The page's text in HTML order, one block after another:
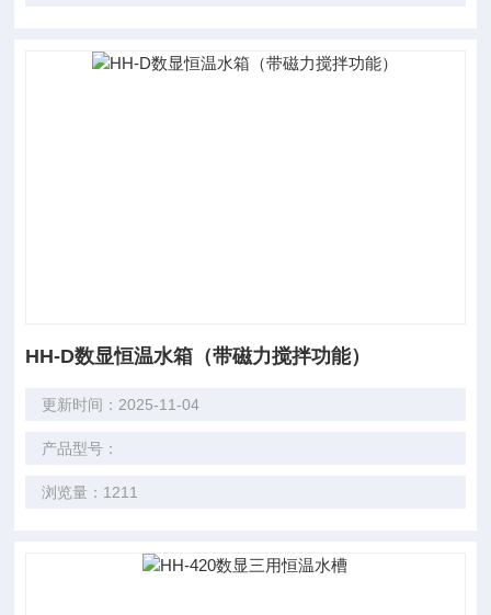
HH-D数显恒温水箱（带磁力搅拌功能）
更新时间：2025-11-04
产品型号：
浏览量：1211